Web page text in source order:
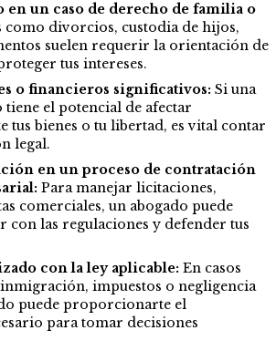
en un caso de derecho de familia o
como divorcios, custodia de hijos,
suelen requerir la orientación de
tus intereses.
o financieros significativos: Si una
el potencial de afectar
tus bienes o tu libertad, es vital contar
legal.
en un proceso de contratación
Para manejar licitaciones,
comerciales, un abogado puede
con las regulaciones y defender tus
con la ley aplicable: En casos
impuestos o negligencia
puede proporcionarte el
para tomar decisiones